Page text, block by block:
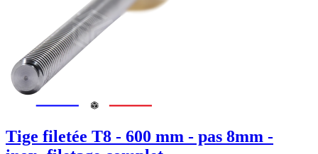
Tige filetée T8 - 600 mm - pas 8mm -